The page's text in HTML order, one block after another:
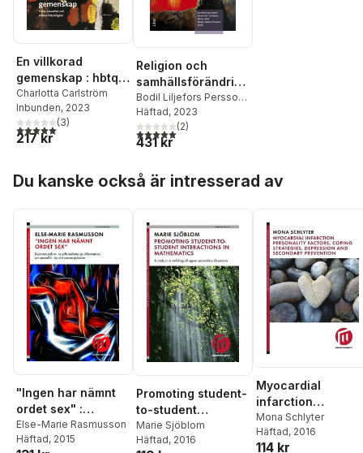
En villkorad
gemenskap : hbtq,
sexualitet och
kristen frikyrklighet
Charlotta Carlström
Inbunden, 2023
5,0utav 5 stjärnor. Totalt antal röster:
(3)
217 kr
Religion och
samhällsförändring
: aktuella
perspektiv i
religionsvetenskapl
ig forskning
Bodil Liljefors Persson ,
Emma Hall,Dennis
Augustsson
Carlström
Häftad, 2023
5,0utav 5 stjärnor. Totalt antal röster:
(2)
431 kr
Du kanske också är intresserad av
"Ingen har nämnt
ordet sex" :
kvinnors och mäns
erfarenheter av
Else-Marie Rasmusson
Häftad, 2015
Promoting student-
to-student
interactions in
mathematics : a
Marie Sjöblom
Häftad, 2016
Myocardial
infarction
personality
coping strategies,
Mona Schlyter
Häftad, 2016
114 kr